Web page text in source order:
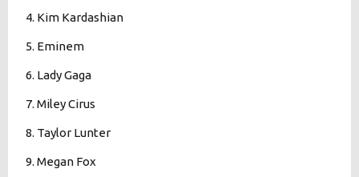
Kim Kardashian
Eminem
Lady Gaga
Miley Cirus
Taylor Lunter
Megan Fox